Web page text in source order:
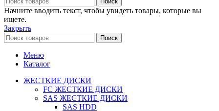
Начните вводить текст, чтобы увидеть товары, которые вы
ищете.
Закрыть
Поиск
Меню
Каталог
ЖЕСТКИЕ ДИСКИ
FC ЖЕСТКИЕ ДИСКИ
SAS ЖЕСТКИЕ ДИСКИ
SAS HDD